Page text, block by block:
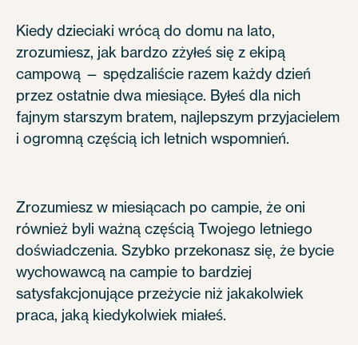
Kiedy dzieciaki wrócą do domu na lato,
zrozumiesz, jak bardzo zżyłeś się z ekipą
campową — spędzaliście razem każdy dzień
przez ostatnie dwa miesiące. Byłeś dla nich
fajnym starszym bratem, najlepszym przyjacielem
i ogromną częścią ich letnich wspomnień.
Zrozumiesz w miesiącach po campie, że oni
również byli ważną częścią Twojego letniego
doświadczenia. Szybko przekonasz się, że bycie
wychowawcą na campie to bardziej
satysfakcjonujące przeżycie niż jakakolwiek
praca, jaką kiedykolwiek miałeś.